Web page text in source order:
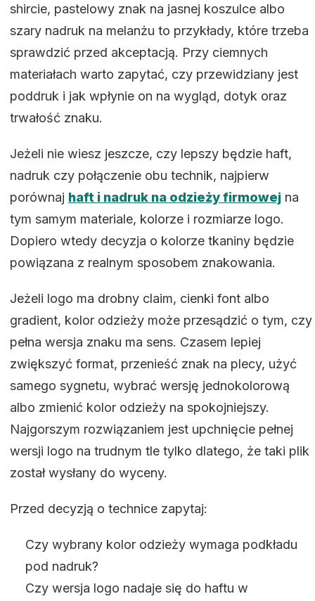
shircie, pastelowy znak na jasnej koszulce albo
szary nadruk na melanżu to przykłady, które trzeba
sprawdzić przed akceptacją. Przy ciemnych
materiałach warto zapytać, czy przewidziany jest
poddruk i jak wpłynie on na wygląd, dotyk oraz
trwałość znaku.
Jeżeli nie wiesz jeszcze, czy lepszy będzie haft,
nadruk czy połączenie obu technik, najpierw
porównaj haft i nadruk na odzieży firmowej na
tym samym materiale, kolorze i rozmiarze logo.
Dopiero wtedy decyzja o kolorze tkaniny będzie
powiązana z realnym sposobem znakowania.
Jeżeli logo ma drobny claim, cienki font albo
gradient, kolor odzieży może przesądzić o tym, czy
pełna wersja znaku ma sens. Czasem lepiej
zwiększyć format, przenieść znak na plecy, użyć
samego sygnetu, wybrać wersję jednokolorową
albo zmienić kolor odzieży na spokojniejszy.
Najgorszym rozwiązaniem jest upchnięcie pełnej
wersji logo na trudnym tle tylko dlatego, że taki plik
został wysłany do wyceny.
Przed decyzją o technice zapytaj:
Czy wybrany kolor odzieży wymaga podkładu
pod nadruk?
Czy wersja logo nadaje się do haftu w